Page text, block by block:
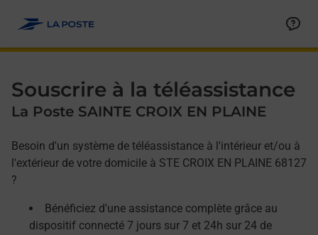
Souscrire à la téléassistance
La Poste SAINTE CROIX EN PLAINE
Besoin d'un système de téléassistance à l'intérieur et/ou à
l'extérieur de votre domicile à STE CROIX EN PLAINE 68127
?
Bénéficiez d'une assistance complète grâce au
dispositif connecté 7 jours sur 7 et 24h sur 24 de